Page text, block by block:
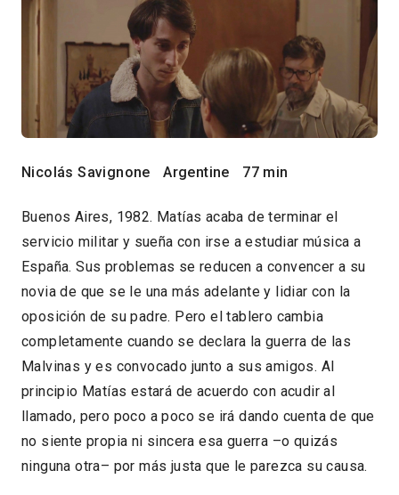
Nicolás Savignone Argentine 77 min
Buenos Aires, 1982. Matías acaba de terminar el
servicio militar y sueña con irse a estudiar música a
España. Sus problemas se reducen a convencer a su
novia de que se le una más adelante y lidiar con la
oposición de su padre. Pero el tablero cambia
completamente cuando se declara la guerra de las
Malvinas y es convocado junto a sus amigos. Al
principio Matías estará de acuerdo con acudir al
llamado, pero poco a poco se irá dando cuenta de que
no siente propia ni sincera esa guerra –o quizás
ninguna otra– por más justa que le parezca su causa.